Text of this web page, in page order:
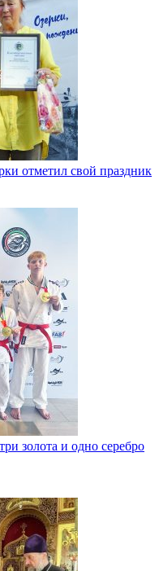
отметил свой праздник
золота и одно серебро